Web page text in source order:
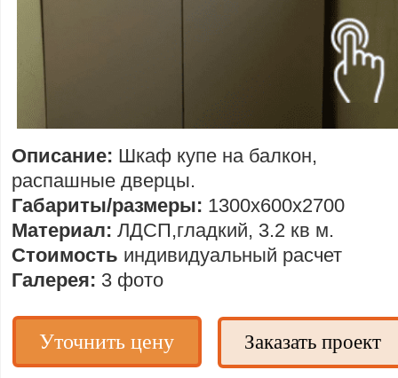
Уточнить цену Заказать проект
Описание: Шкаф купе на балкон,
распашные дверцы.
Габариты/размеры: 1300х600х2700
Материал: ЛДСП,гладкий, 3.2 кв м.
Стоимость индивидуальный расчет
Галерея: 3 фото